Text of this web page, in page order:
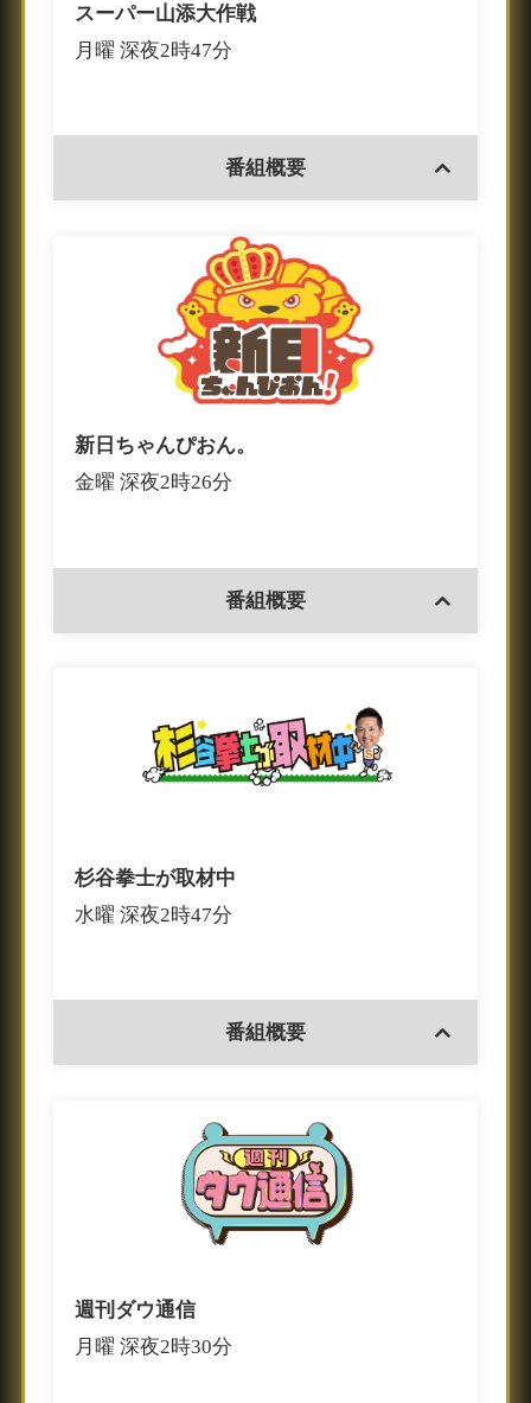
スーパー山添大作戦
月曜 深夜2時47分
番組概要
新日ちゃんぴおん。
金曜 深夜2時26分
番組概要
杉谷拳士が取材中
水曜 深夜2時47分
番組概要
週刊ダウ通信
月曜 深夜2時30分